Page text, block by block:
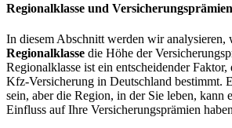
Regionalklasse und Versicherungsprämien
In diesem Abschnitt werden wir analysieren,
Regionalklasse die Höhe der
Regionalklasse ist ein entscheidender
Kfz-Versicherung in Deutschland bestimmt.
sein, aber die Region, in der Sie leben, kann
Einfluss auf Ihre Versicherungsprämien